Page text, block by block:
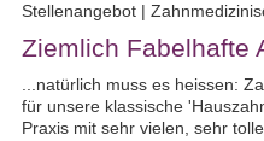
Stellenangebot |
Ziemlich Fabelhafte
...natürlich muss es heissen:
für unsere klassische
Praxis mit sehr vielen, sehr